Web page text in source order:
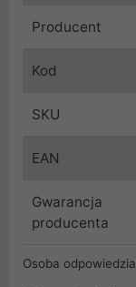
Producent
Kod
SKU
EAN
Gwarancja
producenta
Osoba